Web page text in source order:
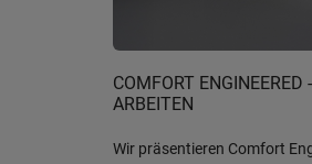
COMFORT ENGINEERED
ARBEITEN
Wir präsentieren Comfort